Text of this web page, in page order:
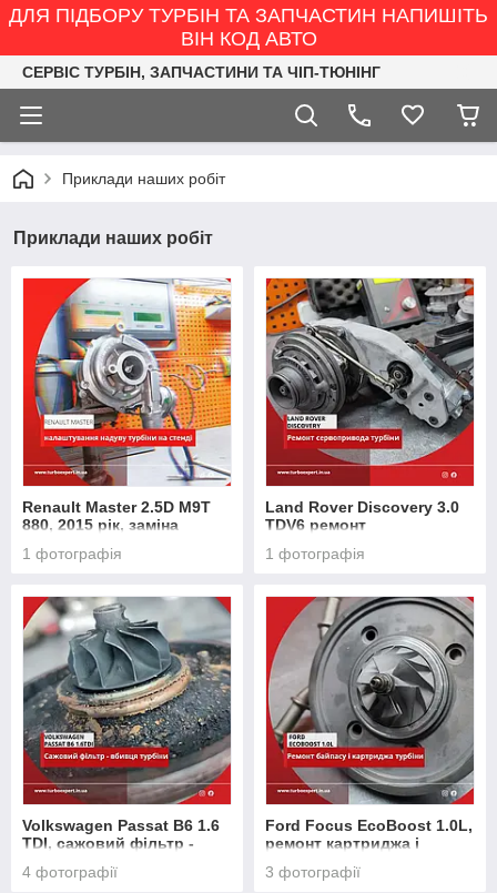
ДЛЯ ПІДБОРУ ТУРБІН ТА ЗАПЧАСТИН НАПИШІТЬ
ВІН КОД АВТО
СЕРВІС ТУРБІН, ЗАПЧАСТИНИ ТА ЧІП-ТЮНІНГ
Приклади наших робіт
Приклади наших робіт
Renault Master 2.5D M9T
880, 2015 рік, заміна
налаштування надуву
1 фотографія
Land Rover Discovery 3.0
TDV6 ремонт
1 фотографія
Volkswagen Passat B6 1.6
TDI, сажовий фільтр -
4 фотографії
Ford Focus EcoBoost 1.0L,
ремонт картриджа і
3 фотографії